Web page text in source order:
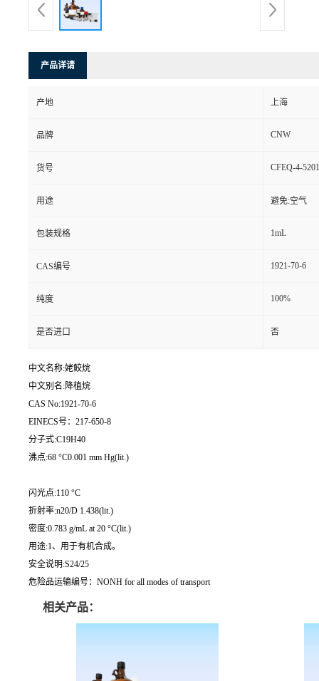
产品详请
产地 上海
品牌 CNW
货号 CFEQ-4-
用途 避免:空气
包装规格 1mL
CAS编号 1921-70-6
纯度 100%
是否进口 否
中文名称:姥鲛烷
中文别名:降植烷
CAS No:1921-70-6
EINECS号：217-650-8
分子式:C19H40
沸点:68 °C0.001 mm Hg(lit.)
闪光点:110 °C
折射率:n20/D 1.438(lit.)
密度:0.783 g/mL at 20 °C(lit.)
用途:1、用于有机合成。
安全说明:S24/25
危险品运输编号：NONH for all modes of transport
相关产品：